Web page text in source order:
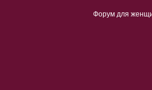
Форум для